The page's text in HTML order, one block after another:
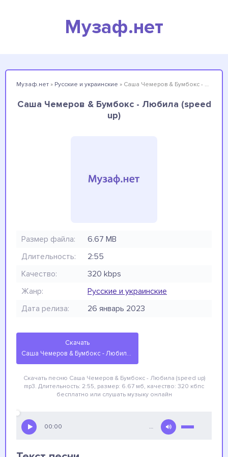
Музаф.нет
Музаф.нет » Русские и украинские » Саша Чемеров & Бумбокс - Любила (speed up)
Саша Чемеров & Бумбокс - Любила (speed
up)
Размер файла:
6.67 MB
Длительность:
2:55
Качество:
320 kbps
Жанр:
Русские и украинские
Дата релиза:
26 январь 2023
Скачать
Саша Чемеров & Бумбокс - Любила (speed up)
Скачать песню Саша Чемеров & Бумбокс - Любила (speed up)
mp3. Длительность: 2:55, размер: 6.67 мб, качество: 320 кбпс
бесплатно или слушать музыку онлайн
00:00 …